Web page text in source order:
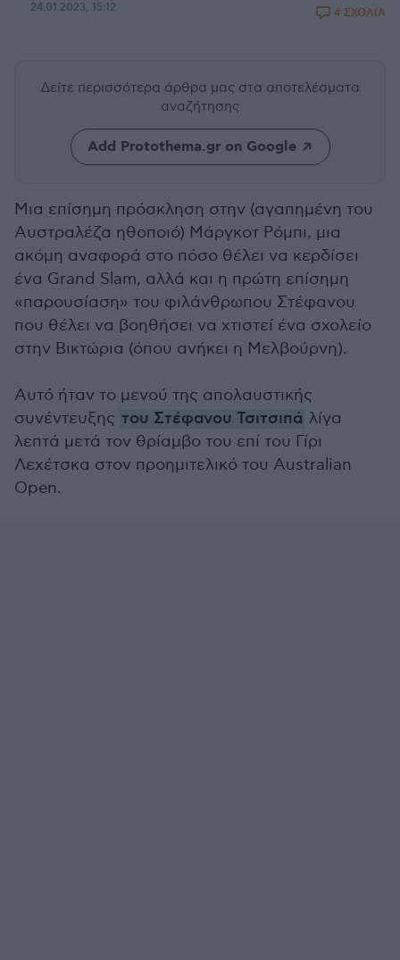
24.01.2023, 15:12 4 ΣΧΟΛΙΑ
Δείτε περισσότερα άρθρα μας στα αποτελέσματα
αναζήτησης
Add Protothema.gr on Google
Μια επίσημη πρόσκληση στην (αγαπημένη του
Αυστραλέζα ηθοποιό) Μάργκοτ Ρόμπι, μια
ακόμη αναφορά στο πόσο θέλει να κερδίσει
ένα Grand Slam, αλλά και η πρώτη επίσημη
«παρουσίαση» του φιλάνθρωπου Στέφανου
που θέλει να βοηθήσει να χτιστεί ένα σχολείο
στην Βικτώρια (όπου ανήκει η Μελβούρνη).
Αυτό ήταν το μενού της απολαυστικής
συνέντευξης του Στέφανου Τσιτσιπά λίγα
λεπτά μετά τον θρίαμβο του επί του Γίρι
Λεχέτσκα στον προημιτελικό του Australian
Open.